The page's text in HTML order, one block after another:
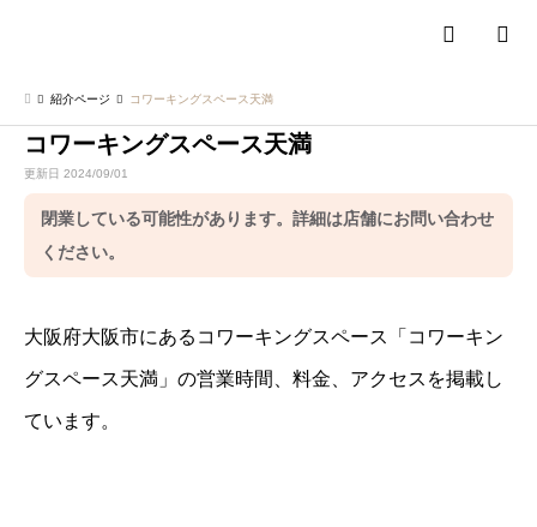
紹介ページ コワーキングスペース天満
コワーキングスペース天満
更新日 2024/09/01
閉業している可能性があります。詳細は店舗にお問い合わせ
ください。
大阪府大阪市にあるコワーキングスペース「コワーキン
グスペース天満」の営業時間、料金、アクセスを掲載し
ています。